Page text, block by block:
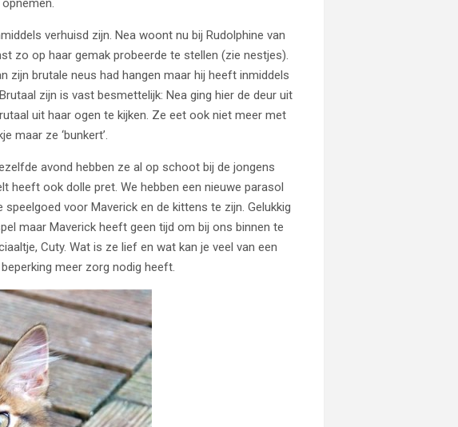
verhuisd zijn. Nea woont nu bij Rudolphine van
zo op haar gemak probeerde te stellen (zie nestjes).
zijn brutale neus had hangen maar hij heeft inmiddels
zijn is vast besmettelijk: Nea ging hier de deur uit
uit haar ogen te kijken. Ze eet ook niet meer met
maar ze ‘bunkert’.
avond hebben ze al op schoot bij de jongens
heeft ook dolle pret. We hebben een nieuwe parasol
voor Maverick en de kittens te zijn. Gelukkig
maar Maverick heeft geen tijd om bij ons binnen te
Cuty. Wat is ze lief en wat kan je veel van een
meer zorg nodig heeft.